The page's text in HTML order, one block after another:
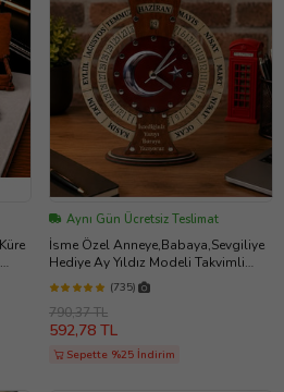
Aynı Gün Ücretsiz Teslimat
İsme Özel Anneye,Babaya,Sevgiliye
Hediye Ay Yıldız Modeli Takvimli
Ahşap Masa Saati
(735)
790,37 TL
592,78 TL
Sepette %25 İndirim